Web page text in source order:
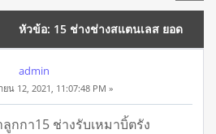
หัวข้อ: 15 ช่างช่างสแตนเลส ยอด
ครั้ง)
admin
น 12, 2021, 11:07:48 PM »
ลูกกา15 ช่างรับเหมาบิ้ตรัง